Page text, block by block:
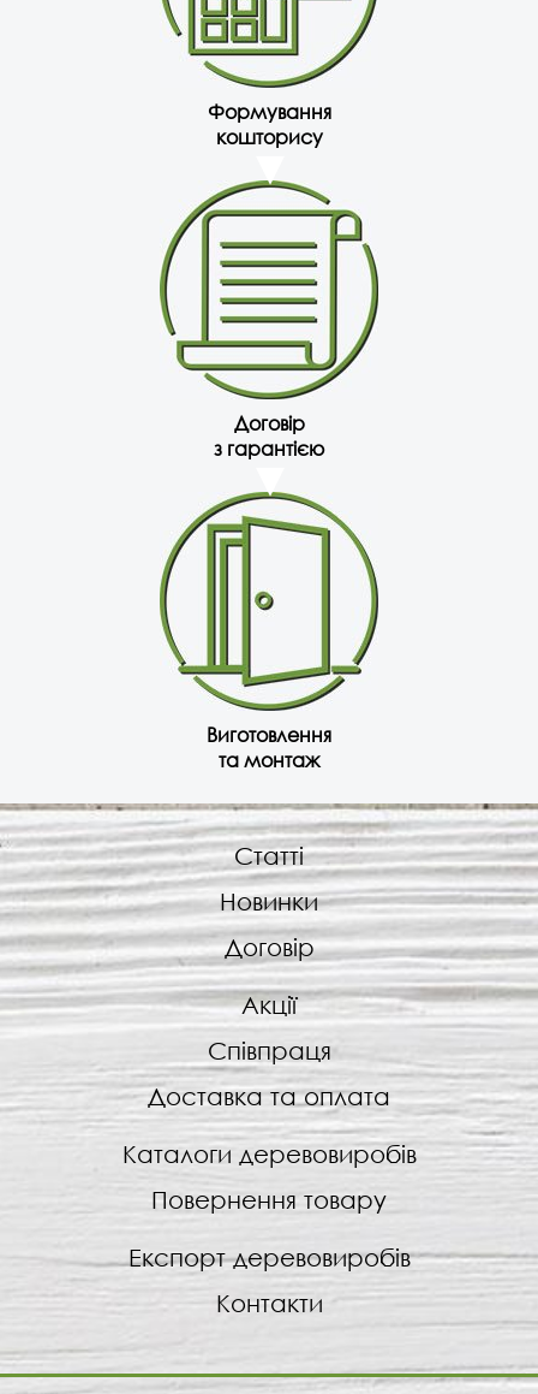
Формування
кошторису
Договір
з гарантією
Виготовлення
та монтаж
Статті
Новинки
Договір
Акції
Співпраця
Доставка та оплата
Каталоги деревовиробів
Повернення товару
Експорт деревовиробів
Контакти